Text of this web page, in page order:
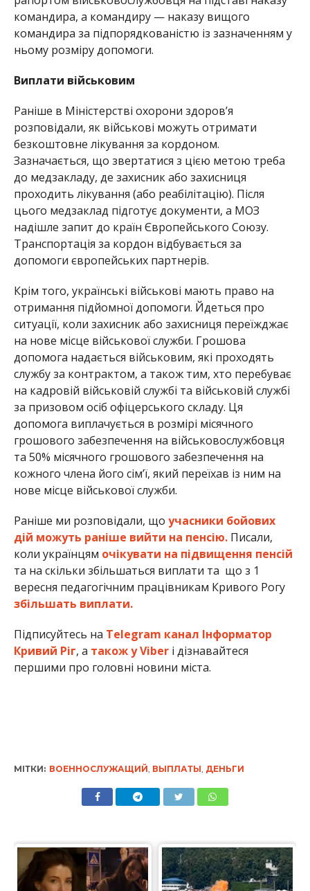
командира, а командиру — наказу вищого
командира за підпорядкованістю із зазначенням у
ньому розміру допомоги.
Виплати військовим
Раніше в Міністерстві охорони здоров’я
розповідали, як військові можуть отримати
безкоштовне лікування за кордоном.
Зазначається, що звертатися з цією метою треба
до медзакладу, де захисник або захисниця
проходить лікування (або реабілітацію). Після
цього медзаклад підготує документи, а МОЗ
надішле запит до країн Європейського Союзу.
Транспортація за кордон відбувається за
допомоги європейських партнерів.
Крім того, українські військові мають право на
отримання підйомної допомоги. Йдеться про
ситуації, коли захисник або захисниця переїжджає
на нове місце військової служби. Грошова
допомога надається військовим, які проходять
службу за контрактом, а також тим, хто перебуває
на кадровій військовій службі та військовій службі
за призовом осіб офіцерського складу. Ця
допомога виплачується в розмірі місячного
грошового забезпечення на військовослужбовця
та 50% місячного грошового забезпечення на
кожного члена його сім’ї, який переїхав із ним на
нове місце військової служби.
Раніше ми розповідали, що учасники бойових
дій можуть раніше вийти на пенсію.Писали,
коли українцям очікувати на підвищення пенсій
та на скільки збільшаться виплати та що з 1
вересня педагогічним працівникам Кривого Рогу
збільшать виплати.
Підписуйтесь на Telegram канал Інформатор
Кривий Ріг, а також у Viberі дізнавайтеся
першими про головні новини міста.
МІТКИ: ВОЕННОСЛУЖАЩИЙ ВЫПЛАТЫ ДЕНЬГИ